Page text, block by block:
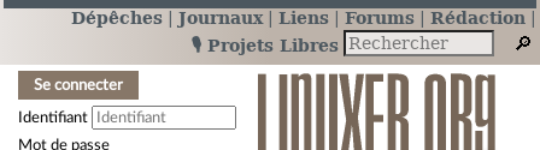
Dépêches Journaux Liens Forums
Rédaction
🎙️ Projets Libres
Se connecter
Identifiant
Mot de passe